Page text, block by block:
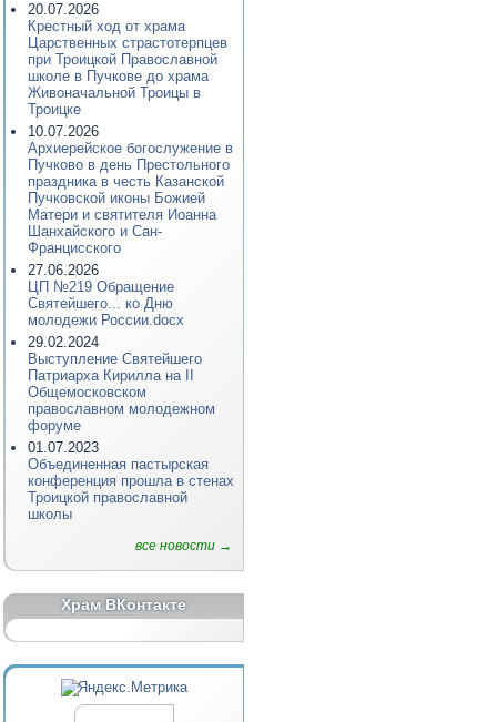
20.07.2026
Крестный ход от храма
Царственных страстотерпцев
при Троицкой Православной
школе в Пучкове до храма
Живоначальной Троицы в
Троицке
10.07.2026
Архиерейское богослужение в
Пучково в день Престольного
праздника в честь Казанской
Пучковской иконы Божией
Матери и святителя Иоанна
Шанхайского и Сан-
Францисского
27.06.2026
ЦП №219 Обращение
Святейшего... ко Дню
молодежи России.docx
29.02.2024
Выступление Святейшего
Патриарха Кирилла на II
Общемосковском
православном молодежном
форуме
01.07.2023
Объединенная пастырская
конференция прошла в стенах
Троицкой православной
школы
все новости →
Храм ВКонтакте